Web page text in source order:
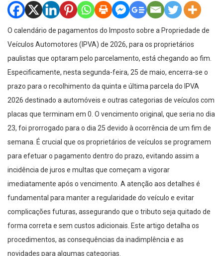
O calendário de pagamentos do Imposto sobre a Propriedade de
Veículos Automotores (IPVA) de 2026, para os proprietários
paulistas que optaram pelo parcelamento, está chegando ao fim.
Especificamente, nesta segunda-feira, 25 de maio, encerra-se o
prazo para o recolhimento da quinta e última parcela do IPVA
2026 destinado a automóveis e outras categorias de veículos com
placas que terminam em 0. O vencimento original, que seria no dia
23, foi prorrogado para o dia 25 devido à ocorrência de um fim de
semana. É crucial que os proprietários de veículos se programem
para efetuar o pagamento dentro do prazo, evitando assim a
incidência de juros e multas que começam a vigorar
imediatamente após o vencimento. A atenção aos detalhes é
fundamental para manter a regularidade do veículo e evitar
complicações futuras, assegurando que o tributo seja quitado de
forma correta e sem custos adicionais. Este artigo detalha os
procedimentos, as consequências da inadimplência e as
novidades para algumas categorias.